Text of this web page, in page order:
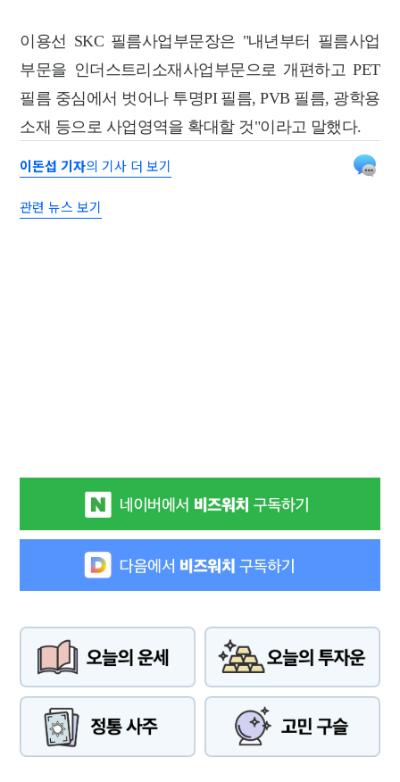
이용선 SKC 필름사업부문장은 "내년부터 필름사업
부문을 인더스트리소재사업부문으로 개편하고 PET
필름 중심에서 벗어나 투명PI 필름, PVB 필름, 광학용
소재 등으로 사업영역을 확대할 것"이라고 말했다.
이돈섭 기자의 기사 더 보기
관련 뉴스 보기